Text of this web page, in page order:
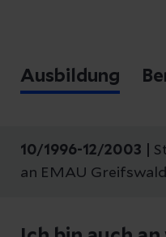
Ausbildung
10/1996-12/2003 |
an EMAU Greifswald